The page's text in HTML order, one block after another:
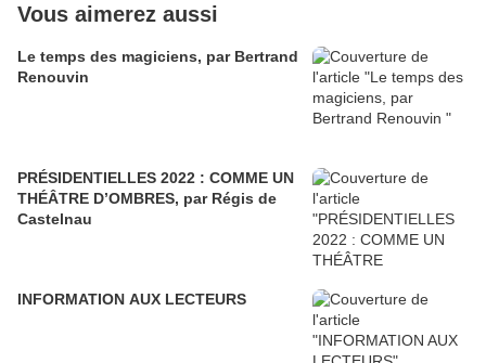
Vous aimerez aussi
Le temps des magiciens, par Bertrand
Renouvin
PRÉSIDENTIELLES 2022 : COMME UN
THÉÂTRE D’OMBRES, par Régis de
Castelnau
INFORMATION AUX LECTEURS